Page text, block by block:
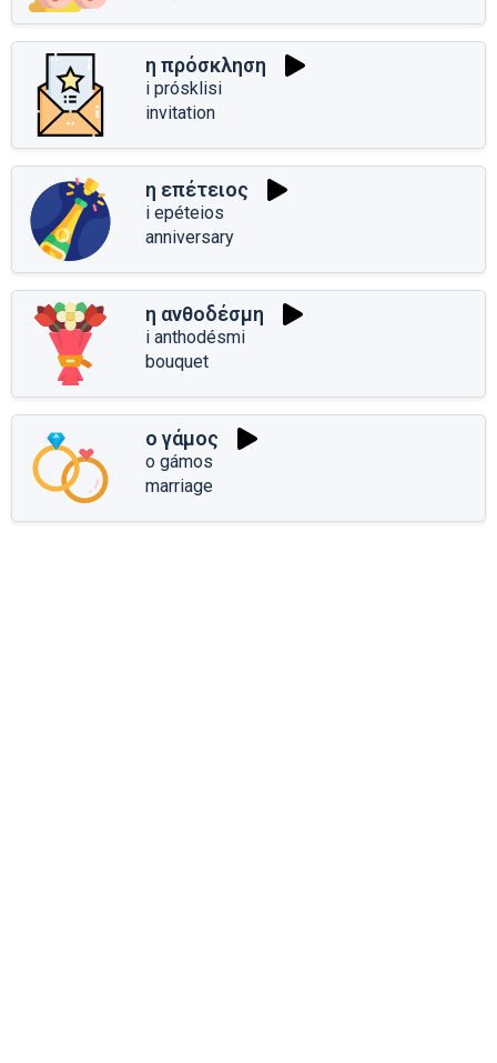
η πρόσκληση
i prósklisi
invitation
η επέτειος
i epéteios
anniversary
η ανθοδέσμη
i anthodésmi
bouquet
ο γάμος
o gámos
marriage